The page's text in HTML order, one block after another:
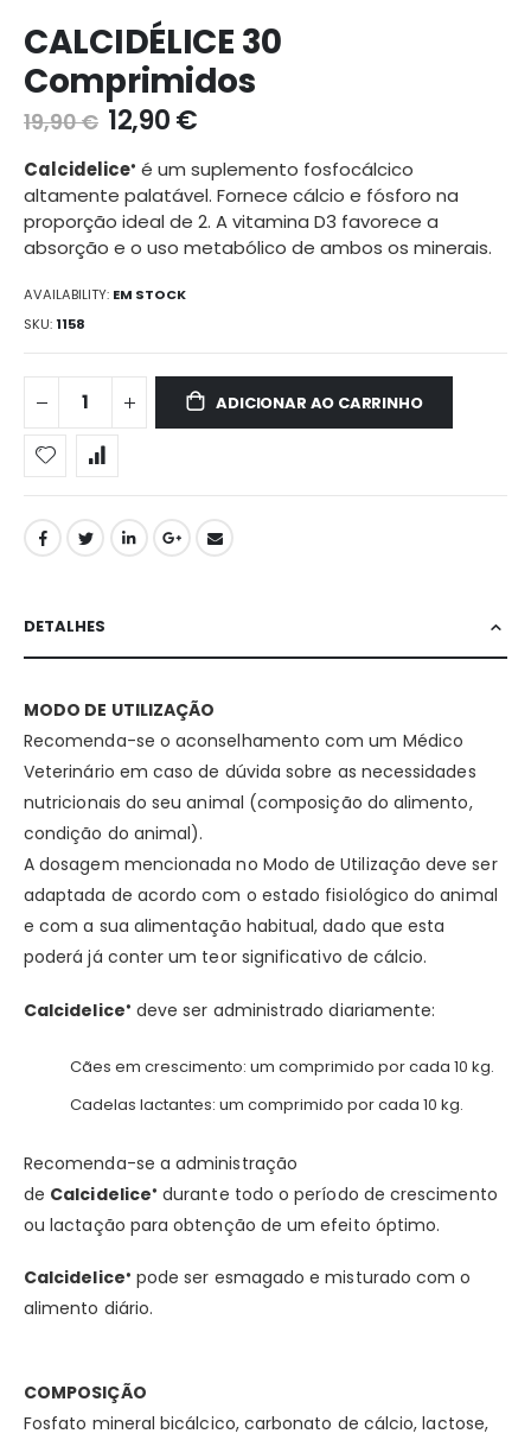
para
o
início
da
galeria
de
imagens
CALCIDÉLICE 30
Comprimidos
19,90 € 12,90 €
Calcidelice® é um suplemento fosfocálcico
altamente palatável. Fornece cálcio e fósforo na
proporção ideal de 2. A vitamina D3 favorece a
absorção e o uso metabólico de ambos os minerais.
AVAILABILITY: EM STOCK
SKU 1158
ADICIONAR AO CARRINHO
DETALHES
MODO DE UTILIZAÇÃO
Recomenda-se o aconselhamento com um Médico
Veterinário em caso de dúvida sobre as necessidades
nutricionais do seu animal (composição do alimento,
condição do animal).
A dosagem mencionada no Modo de Utilização deve ser
adaptada de acordo com o estado fisiológico do animal
e com a sua alimentação habitual, dado que esta
poderá já conter um teor significativo de cálcio.
Calcidelice® deve ser administrado diariamente:
Cães em crescimento: um comprimido por cada 10 kg.
Cadelas lactantes: um comprimido por cada 10 kg.
Recomenda-se a administração
de Calcidelice® durante todo o período de crescimento
ou lactação para obtenção de um efeito óptimo.
Calcidelice® pode ser esmagado e misturado com o
alimento diário.
COMPOSIÇÃO
Fosfato mineral bicálcico, carbonato de cálcio, lactose,